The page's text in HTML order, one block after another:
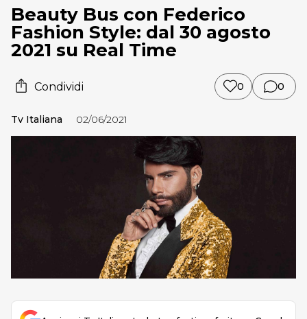
Beauty Bus con Federico
Fashion Style: dal 30 agosto
2021 su Real Time
Condividi 0 0
Tv Italiana 02/06/2021